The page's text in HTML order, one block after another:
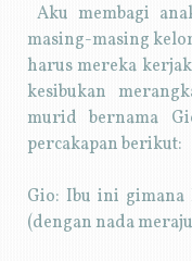
Aku membagi
masing-masing
harus mereka
kesibukan
murid bernama
percakapan berikut:
Gio: Ibu ini gimana
(dengan nada